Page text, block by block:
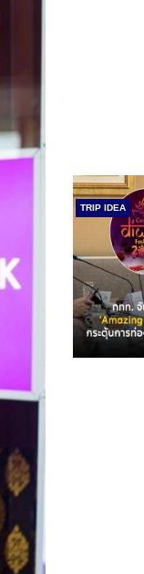
TRIP IDEA